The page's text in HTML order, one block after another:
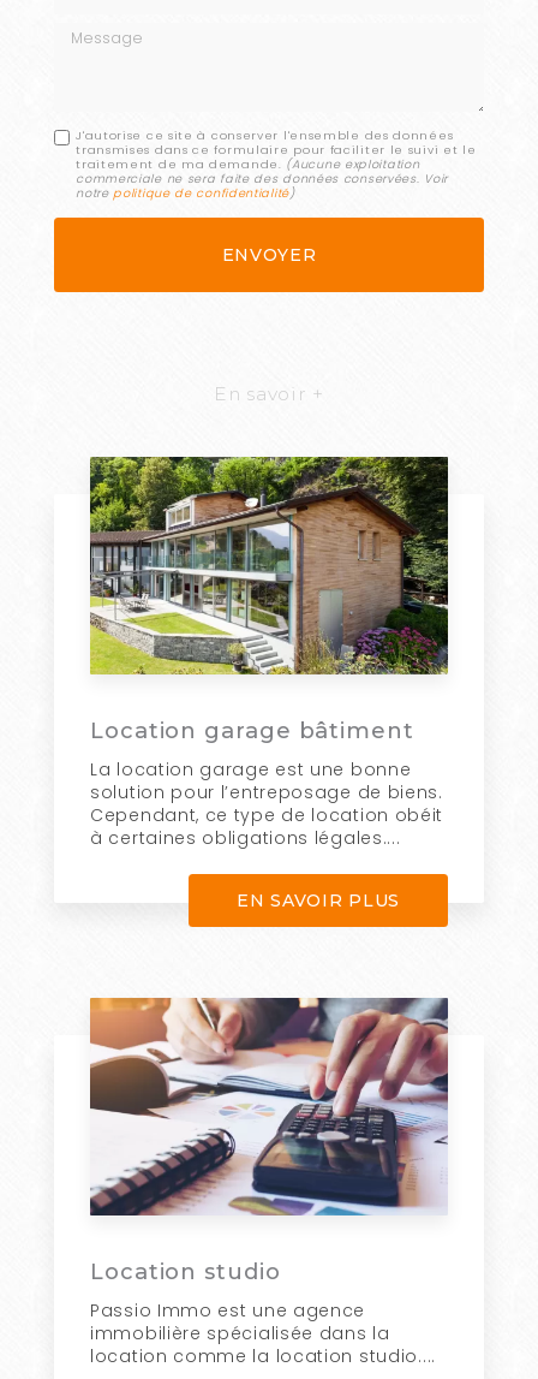
Message
J'autorise ce site à conserver l'ensemble des données
transmises dans ce formulaire pour faciliter le suivi et le
traitement de ma demande. (Aucune exploitation
commerciale ne sera faite des données conservées. Voir
notrepolitique de confidentialité)
En savoir +
Location garage bâtiment
La location garage est une bonne
solution pour l’entreposage de biens.
Cependant, ce type de location obéit
à certaines obligations légales....
EN SAVOIR PLUS
Location studio
Passio Immo est une agence
immobilière spécialisée dans la
location comme la location studio....